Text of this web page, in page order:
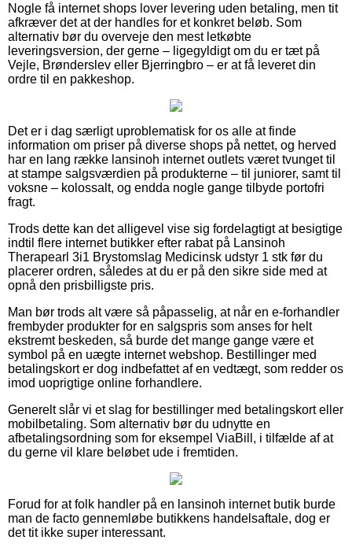
Nogle få internet shops lover levering uden betaling, men tit
afkræver det at der handles for et konkret beløb. Som
alternativ bør du overveje den mest letkøbte
leveringsversion, der gerne – ligegyldigt om du er tæt på
Vejle, Brønderslev eller Bjerringbro – er at få leveret din
ordre til en pakkeshop.
Det er i dag særligt uproblematisk for os alle at finde
information om priser på diverse shops på nettet, og herved
har en lang række lansinoh internet outlets været tvunget til
at stampe salgsværdien på produkterne – til juniorer, samt til
voksne – kolossalt, og endda nogle gange tilbyde portofri
fragt.
Trods dette kan det alligevel vise sig fordelagtigt at besigtige
indtil flere internet butikker efter rabat på Lansinoh
Therapearl 3i1 Brystomslag Medicinsk udstyr 1 stk før du
placerer ordren, således at du er på den sikre side med at
opnå den prisbilligste pris.
Man bør trods alt være så påpasselig, at når en e-forhandler
frembyder produkter for en salgspris som anses for helt
ekstremt beskeden, så burde det mange gange være et
symbol på en uægte internet webshop. Bestillinger med
betalingskort er dog indbefattet af en vedtægt, som redder os
imod uoprigtige online forhandlere.
Generelt slår vi et slag for bestillinger med betalingskort eller
mobilbetaling. Som alternativ bør du udnytte en
afbetalingsordning som for eksempel ViaBill, i tilfælde af at
du gerne vil klare beløbet ude i fremtiden.
Forud for at folk handler på en lansinoh internet butik burde
man de facto gennemløbe butikkens handelsaftale, dog er
det tit ikke super interessant.